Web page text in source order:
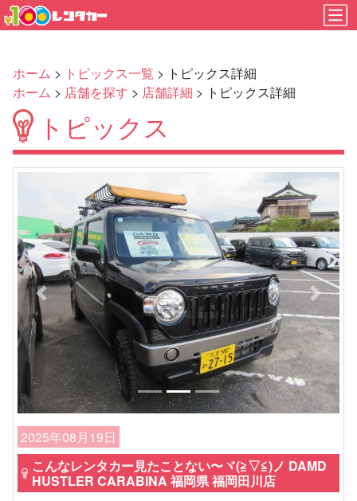
ホーム > トピックス一覧 > トピックス詳細
ホーム > 店舗を探す > 店舗詳細 > トピックス詳細
トピックス
Previous Next
2025年08月19日
こんなレンタカー見たことない〜ヾ(≧▽≦)ノ DAMD
HUSTLER CARABINA 福岡県 福岡田川店